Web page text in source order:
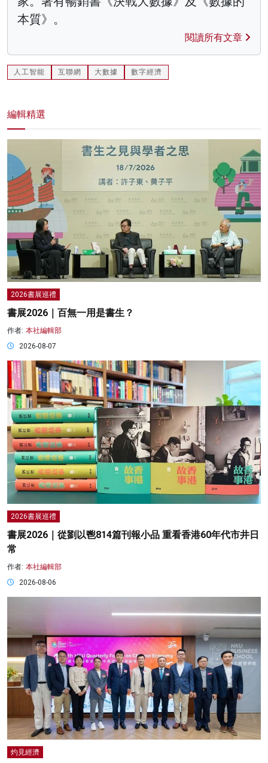
本質》。
閱讀所有文章
人工智能 互聯網 大數據 數字經濟
編輯精選
2026書展巡禮
書展2026｜百無一用是書生？
作者: 本社編輯部
2026-08-07
2026書展巡禮
書展2026｜從劉以鬯814篇刊報小品 重看香港60年代市井日
常
作者: 本社編輯部
2026-08-06
灼見經濟